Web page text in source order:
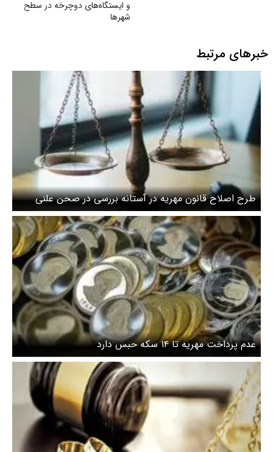
و ایستگاه‌های دوچرخه در سطح
شهرها
خبرهای مرتبط
طرح اصلاح قانون مهریه در آستانه بررسی در صحن علنی
مجلس
عدم پرداخت مهریه تا ۱۴ سکه حبس دارد